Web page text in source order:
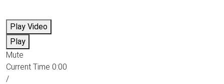
Play Video
Play
Mute
Current Time 0:00
/